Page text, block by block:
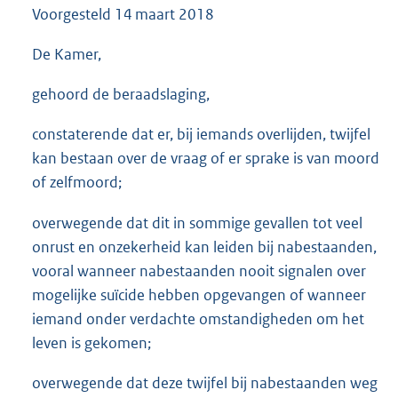
Voorgesteld 14 maart 2018
De Kamer,
gehoord de beraadslaging,
constaterende dat er, bij iemands overlijden, twijfel
kan bestaan over de vraag of er sprake is van moord
of zelfmoord;
overwegende dat dit in sommige gevallen tot veel
onrust en onzekerheid kan leiden bij nabestaanden,
vooral wanneer nabestaanden nooit signalen over
mogelijke suïcide hebben opgevangen of wanneer
iemand onder verdachte omstandigheden om het
leven is gekomen;
overwegende dat deze twijfel bij nabestaanden weg